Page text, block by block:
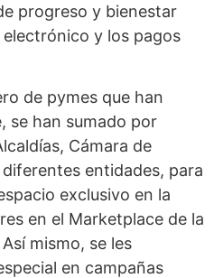
progreso y bienestar
y los pagos
de pymes que han
se han sumado por
Cámara de
entidades, para
exclusivo en la
en el Marketplace de la
mismo, se les
en campañas